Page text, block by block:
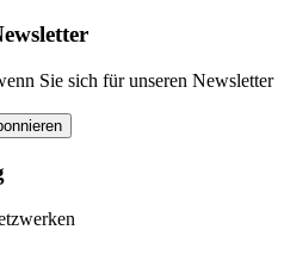
Sie sich für unseren Newsletter